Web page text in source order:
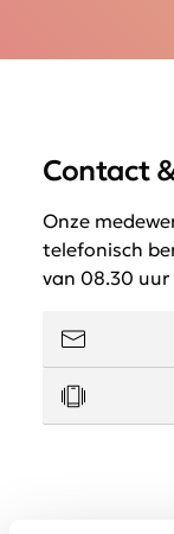
Contact
Onze
telefonisch
van 08.30